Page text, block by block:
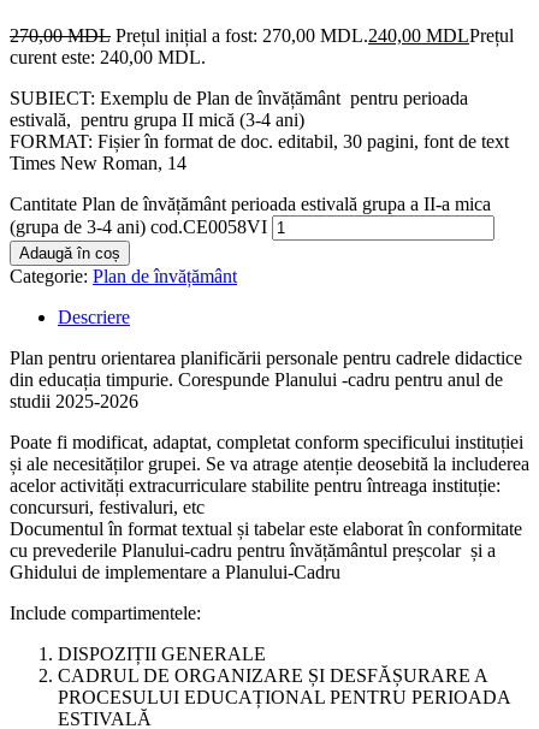
270,00MDL Prețul inițial a fost: 270,00 MDL.240,00 MDLPrețul
curent este: 240,00 MDL.
SUBIECT: Exemplu de Plan de învățământ pentru perioada
estivală, pentru grupa II mică (3-4 ani)
FORMAT: Fișier în format de doc. editabil, 30 pagini, font de text
Times New Roman, 14
Cantitate Plan de învățământ perioada estivală grupa a II-a mica
(grupa de 3-4 ani) cod.CE0058VI
Adaugă în coș
Categorie: Plan de învățământ
Descriere
Plan pentru orientarea planificării personale pentru cadrele didactice
din educația timpurie. Corespunde Planului -cadru pentru anul de
studii 2025-2026
Poate fi modificat, adaptat, completat conform specificului instituției
și ale necesităților grupei. Se va atrage atenție deosebită la includerea
acelor activități extracurriculare stabilite pentru întreaga instituție:
concursuri, festivaluri, etc
Documentul în format textual și tabelar este elaborat în conformitate
cu prevederile Planului-cadru pentru învățământul preșcolar și a
Ghidului de implementare a Planului-Cadru
Include compartimentele:
DISPOZIȚII GENERALE
CADRUL DE ORGANIZARE ȘI DESFĂȘURARE A
PROCESULUI EDUCAȚIONAL PENTRU PERIOADA
ESTIVALĂ